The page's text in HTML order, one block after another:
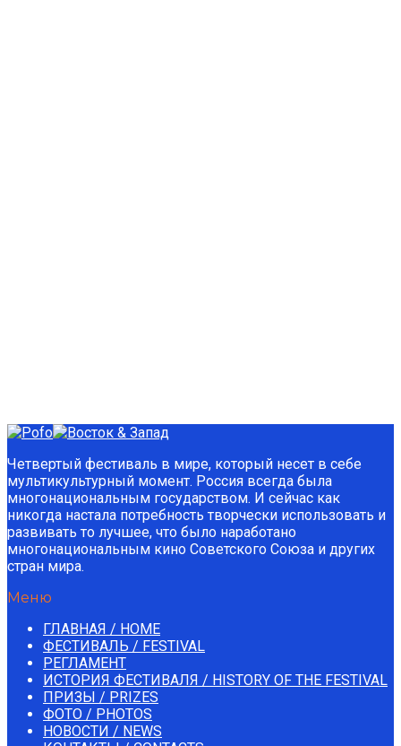
Четвертый фестиваль в мире, который несет в себе
мультикультурный момент. Россия всегда была
многонациональным государством. И сейчас как
никогда настала потребность творчески использовать и
развивать то лучшее, что было наработано
многонациональным кино Советского Союза и других
стран мира.
Меню
ГЛАВНАЯ / HOME
ФЕСТИВАЛЬ / FESTIVAL
РЕГЛАМЕНТ
ИСТОРИЯ ФЕСТИВАЛЯ / HISTORY OF THE FESTIVAL
ПРИЗЫ / PRIZES
ФОТО / PHOTOS
НОВОСТИ / NEWS